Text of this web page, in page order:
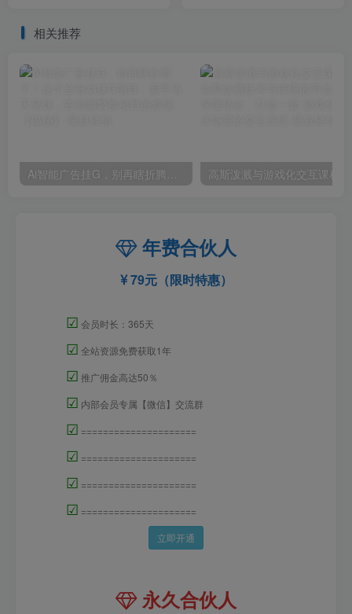
相关推荐
Ai智能广告挂G，别再瞎折腾了！这个全自动挂G项目，新手当天见钱，告别频繁换项目的烦恼【揭秘】
年费合伙人
79元（限时特惠）
☑ 会员时长：365天
☑ 全站资源免费获取1年
☑ 推广佣金高达50％
☑ 内部会员专属【微信】交流群
☑ =====================
☑ =====================
☑ =====================
☑ =====================
立即开通
永久合伙人